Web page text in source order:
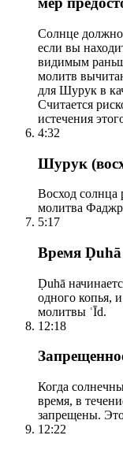
Солнце должно
если вы
видимым
молитв
для Шурук в
Считается
истечения
4:32
Шурук
Восход солнца
молитва
5:17
Время Ḍuhā
Ḍuhā
одного копья,
молитвы ʿĪd.
12:18
Когда
время, в
запрещены.
12:22